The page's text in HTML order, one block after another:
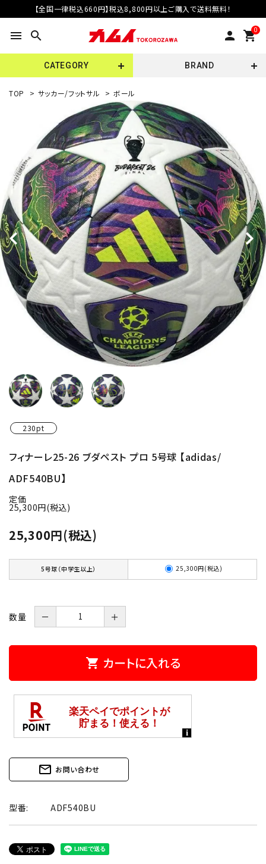
【全国一律税込660円】税込8,800円以上ご購入で送料無料！
menu search person 0
shopping_cart
CATEGORY BRAND
TOP > サッカー/フットサル > ボール
230pt
フィナーレ25-26 ブダペスト プロ 5号球 【adidas/
ADF540BU】
定価
25,300円(税込)
25,300円(税込)
5号球（中学生以上） 25,300円(税込)
数量 － ＋
shopping_cart カートに入れる
mail_outline お問い合わせ
型番: ADF540BU